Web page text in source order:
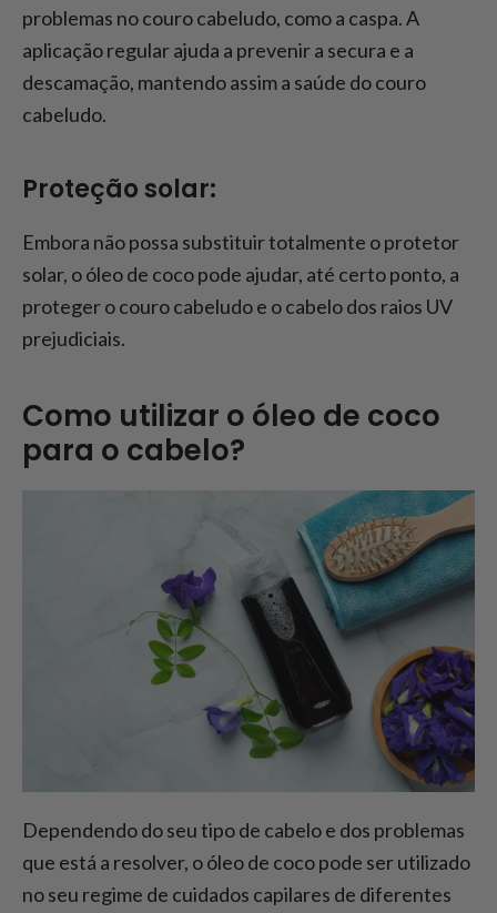
problemas no couro cabeludo, como a caspa. A
aplicação regular ajuda a prevenir a secura e a
descamação, mantendo assim a saúde do couro
cabeludo.
Proteção solar:
Embora não possa substituir totalmente o protetor
solar, o óleo de coco pode ajudar, até certo ponto, a
proteger o couro cabeludo e o cabelo dos raios UV
prejudiciais.
Como utilizar o óleo de coco
para o cabelo?
Dependendo do seu tipo de cabelo e dos problemas
que está a resolver, o óleo de coco pode ser utilizado
no seu regime de cuidados capilares de diferentes